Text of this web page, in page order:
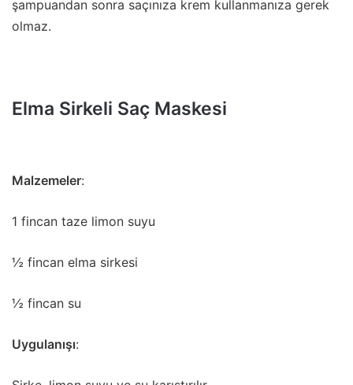
şampuandan sonra saçınıza krem kullanmanıza gerek
olmaz.
Elma Sirkeli Saç Maskesi
Malzemeler:
1 fincan taze limon suyu
½ fincan elma sirkesi
½ fincan su
Uygulanışı: